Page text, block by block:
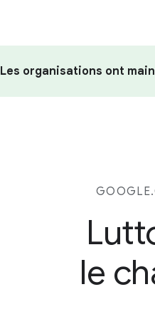
Les organisations ont
le